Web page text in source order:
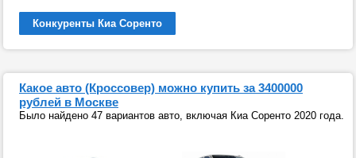
Конкуренты Киа Соренто
Какое авто (Кроссовер) можно купить за 3400000
рублей в Москве
Было найдено 47 вариантов авто, включая Киа Соренто 2020 года.